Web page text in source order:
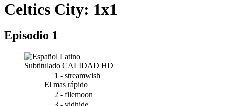
Celtics City: 1x1
Episodio 1
Subtitulado CALIDAD HD
1 - streamwish
El mas rápido
2 - filemoon